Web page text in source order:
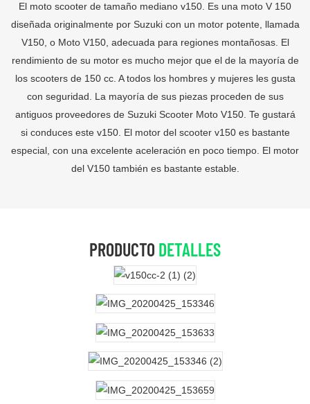
El moto scooter de tamaño mediano v150. Es una moto V 150
diseñada originalmente por Suzuki con un motor potente, llamada
V150, o Moto V150, adecuada para regiones montañosas. El
rendimiento de su motor es mucho mejor que el de la mayoría de
los scooters de 150 cc. A todos los hombres y mujeres les gusta
con seguridad. La mayoría de sus piezas proceden de sus
antiguos proveedores de Suzuki Scooter Moto V150. Te gustará
si conduces este v150. El motor del scooter v150 es bastante
especial, con una excelente aceleración en poco tiempo. El motor
del V150 también es bastante estable.
PRODUCTO DETALLES